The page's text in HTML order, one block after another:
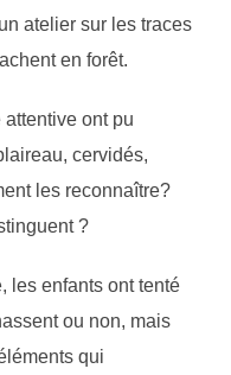
atelier sur les traces
en forêt.
attentive ont pu
cervidés,
les reconnaître?
?
les enfants ont tenté
ou non, mais
qui